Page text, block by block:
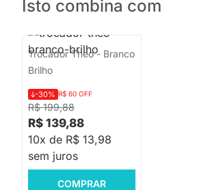
Isto combina com
Trocador Theo - Branco
Brilho
R$ 199,88
-30% R$ 60 OFF
R$ 139,88
10x de R$ 13,98
sem juros
COMPRAR